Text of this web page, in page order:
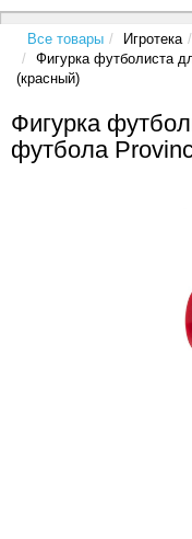
Все товары Игротека
Фигурка футболиста
(красный)
Фигурка
футбола